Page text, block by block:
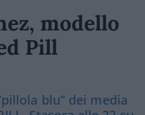
modello
Pill
blu” dei media